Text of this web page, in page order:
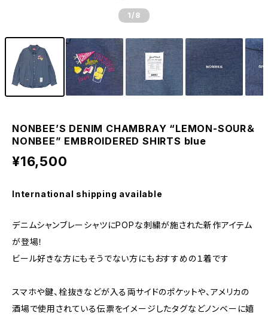
1 /8
NONBEE’S DENIM CHAMBRAY “LEMON-SOUR＆
NONBEE” EMBROIDERED SHIRTS blue
¥16,500
International shipping available
デニムシャンブレーシャツにPOPな刺繍が施された新作アイテム
が登場！
ビール好きな方にもそうでない方にもおすすめの１着です
スマホや鍵、栓抜きなどが入る両サイドのポケットや、アメリカの
酒場で使用されている伝票をイメージしたタグなどノンベーに嬉